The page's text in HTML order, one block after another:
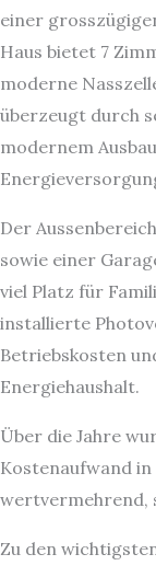
einer
Haus bietet 7
moderne
überzeugt durch
modernem
Der
sowie einer
viel Platz für
installierte
Betriebskosten
Energiehaushalt.
Über die Jahre
Kostenaufwand
wertvermehrend,
Zu den